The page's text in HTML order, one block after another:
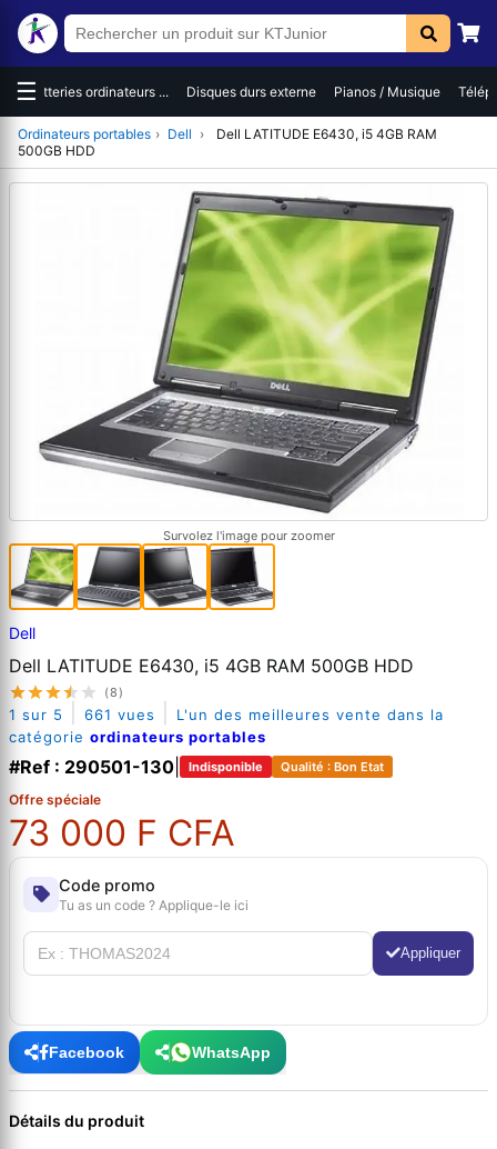
☰Batteries ordinateurs ... Disques durs externe Pianos / Musique
Ordinateurs portables › Dell ›
Dell LATITUDE E6430, i5 4GB RAM
500GB HDD
Survolez l'image pour zoomer
Dell
Dell LATITUDE E6430, i5 4GB RAM 500GB HDD
(8)
1 sur 5 661 vues
L'un des meilleures vente dans la
catégorie ordinateurs portables
#Ref : 290501-130 Indisponible Qualité : Bon Etat
Offre spéciale
73 000 F CFA
Code promo
Tu as un code ? Applique-le ici
Appliquer
Facebook WhatsApp
Détails du produit